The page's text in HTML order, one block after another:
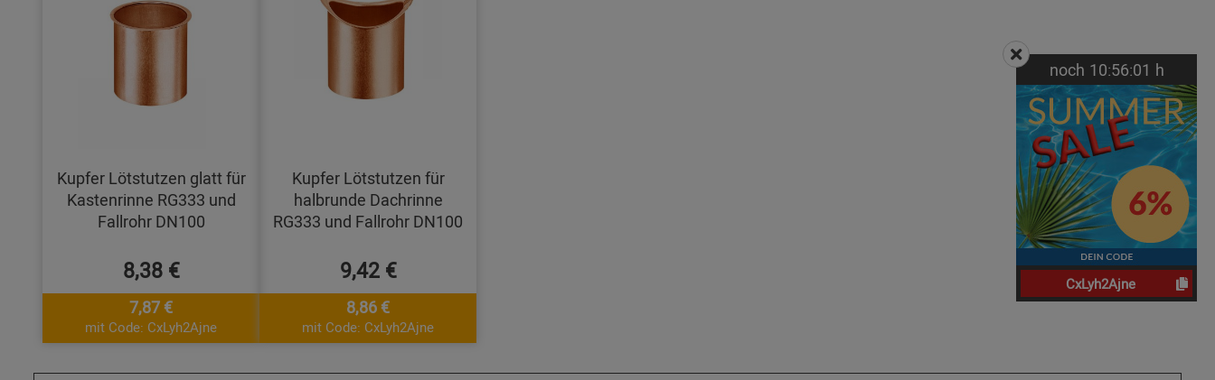
Kupfer Lötstutzen glatt für
Kastenrinne RG333 und
Fallrohr DN100
8,38 €
7,87 €
mit Code: CxLyh2Ajne
Kupfer Lötstutzen für
halbrunde Dachrinne
RG333 und Fallrohr DN100
9,42 €
8,86 €
mit Code: CxLyh2Ajne
noch 10:56:00 h
CxLyh2Ajne